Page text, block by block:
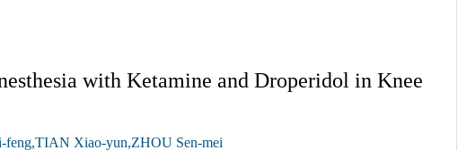
with Ketamine and Droperidol in Knee
Xiao-yun,ZHOU Sen-mei